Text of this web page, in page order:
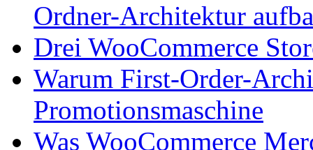
Ordner-Architektur
Drei WooCommerce
Warum First-Order-
Promotionsmaschine
Was WooCommerce